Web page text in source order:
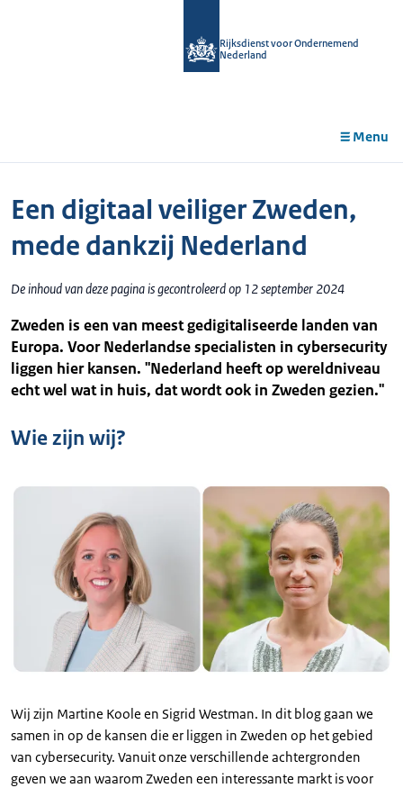
Rijksdienst voor Ondernemend
Nederland
Menu
Een digitaal veiliger Zweden,
mede dankzij Nederland
De inhoud van deze pagina is gecontroleerd op 12 september 2024
Zweden is een van meest gedigitaliseerde landen van
Europa. Voor Nederlandse specialisten in cybersecurity
liggen hier kansen. "Nederland heeft op wereldniveau
echt wel wat in huis, dat wordt ook in Zweden gezien."
Wie zijn wij?
Wij zijn Martine Koole en Sigrid Westman. In dit blog gaan we
samen in op de kansen die er liggen in Zweden op het gebied
van cybersecurity. Vanuit onze verschillende achtergronden
geven we aan waarom Zweden een interessante markt is voor